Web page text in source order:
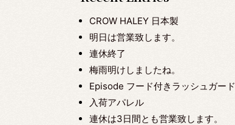
CROW HALEY 日本製
明日は営業致します。
連休終了
梅雨明けしましたね。
Episode フード付きラッシュガード
入荷アパレル
連休は3日間とも営業致します。